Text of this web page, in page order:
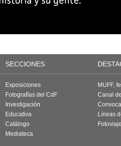
SECCIONES
Exposiciones
Fotografías del CdF
Investigación
Educativa
Catálogo
Mediateca
MUFF,
Canal
Líneas